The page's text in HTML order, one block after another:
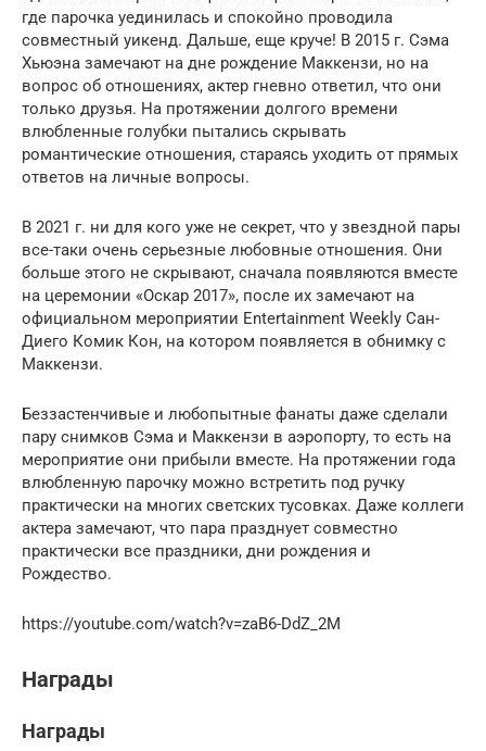
где парочка уединилась и спокойно проводила
совместный уикенд. Дальше, еще круче! В 2015 г. Сэма
Хьюэна замечают на дне рождение Маккензи, но на
вопрос об отношениях, актер гневно ответил, что они
только друзья. На протяжении долгого времени
влюбленные голубки пытались скрывать
романтические отношения, стараясь уходить от прямых
ответов на личные вопросы.
В 2021 г. ни для кого уже не секрет, что у звездной пары
все-таки очень серьезные любовные отношения. Они
больше этого не скрывают, сначала появляются вместе
на церемонии «Оскар 2017», после их замечают на
официальном мероприятии Entertainment Weekly Сан-
Диего Комик Кон, на котором появляется в обнимку с
Маккензи.
Беззастенчивые и любопытные фанаты даже сделали
пару снимков Сэма и Маккензи в аэропорту, то есть на
мероприятие они прибыли вместе. На протяжении года
влюбленную парочку можно встретить под ручку
практически на многих светских тусовках. Даже коллеги
актера замечают, что пара празднует совместно
практически все праздники, дни рождения и
Рождество.
https://youtube.com/watch?v=zaB6-DdZ_2M
Награды
Награды